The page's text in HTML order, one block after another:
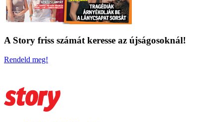
A Story friss számát keresse az újságosoknál!
Rendeld meg!